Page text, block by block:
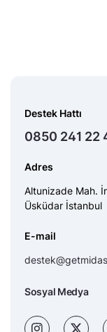
Destek Hattı
0850 241 22
Adres
Altunizade Mah.
Üsküdar İstanbul
E-mail
Sosyal Medya